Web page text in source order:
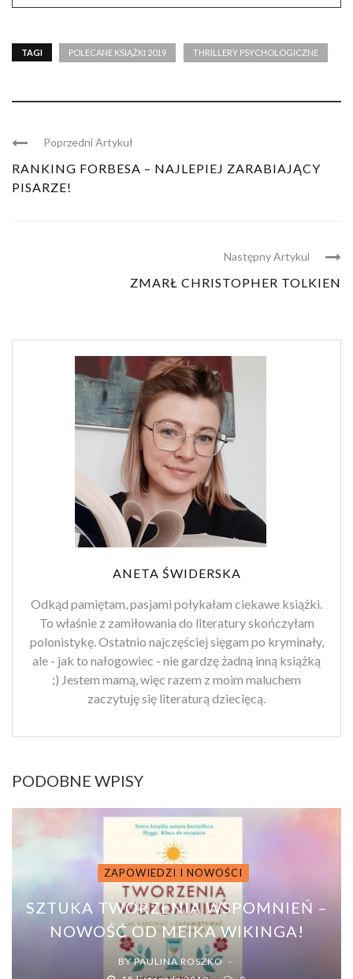
TAGI POLECANE KSIĄŻKI 2019 THRILLERY PSYCHOLOGICZNE
Poprzedni Artykuł
RANKING FORBESA – NAJLEPIEJ ZARABIAJĄCY
PISARZE!
Następny Artykul
ZMARŁ CHRISTOPHER TOLKIEN
ANETA ŚWIDERSKA
Odkąd pamiętam, pasjami połykałam ciekawe książki.
To właśnie z zamiłowania do literatury skończyłam
polonistykę. Ostatnio najczęściej sięgam po kryminały,
ale - jak to nałogowiec - nie gardzę żadną inną książką
;) Jestem mamą, więc razem z moim maluchem
zaczytuję się literaturą dziecięcą.
PODOBNE WPISY
ZAPOWIEDZI I NOWOŚCI
SZTUKA TWORZENIA WSPOMNIEŃ –
NOWOŚĆ OD MEIKA WIKINGA!
BYPAULINA ROSZKO